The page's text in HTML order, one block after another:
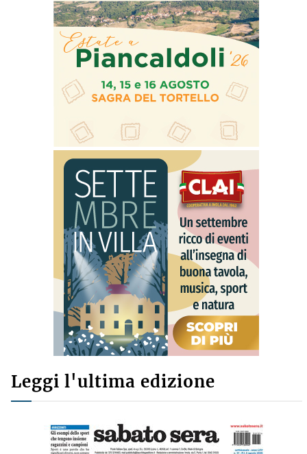
Leggi l'ultima edizione